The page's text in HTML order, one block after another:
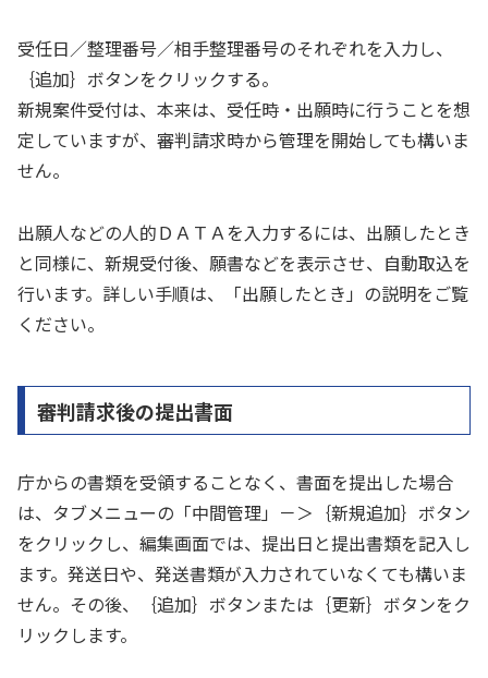
受任日／整理番号／相手整理番号のそれぞれを入力し、
｛追加｝ボタンをクリックする。
新規案件受付は、本来は、受任時・出願時に行うことを想
定していますが、審判請求時から管理を開始しても構いま
せん。
出願人などの人的ＤＡＴＡを入力するには、出願したとき
と同様に、新規受付後、願書などを表示させ、自動取込を
行います。詳しい手順は、「出願したとき」の説明をご覧
ください。
審判請求後の提出書面
庁からの書類を受領することなく、書面を提出した場合
は、タブメニューの「中間管理」－＞｛新規追加｝ボタン
をクリックし、編集画面では、提出日と提出書類を記入し
ます。発送日や、発送書類が入力されていなくても構いま
せん。その後、｛追加｝ボタンまたは｛更新｝ボタンをク
リックします。